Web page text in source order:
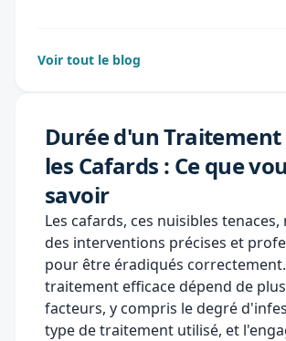
Voir tout le blog
Durée d'un
les Cafards : Ce que
savoir
Les cafards, ces nuisibles
des interventions précises et
pour être éradiqués
traitement efficace dépend de
facteurs, y compris le degré
type de traitement utilisé, et